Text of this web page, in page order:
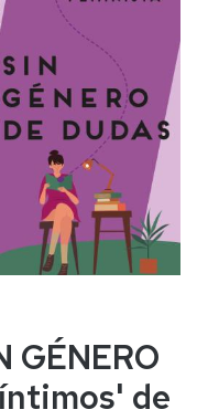
GÉNERO
de